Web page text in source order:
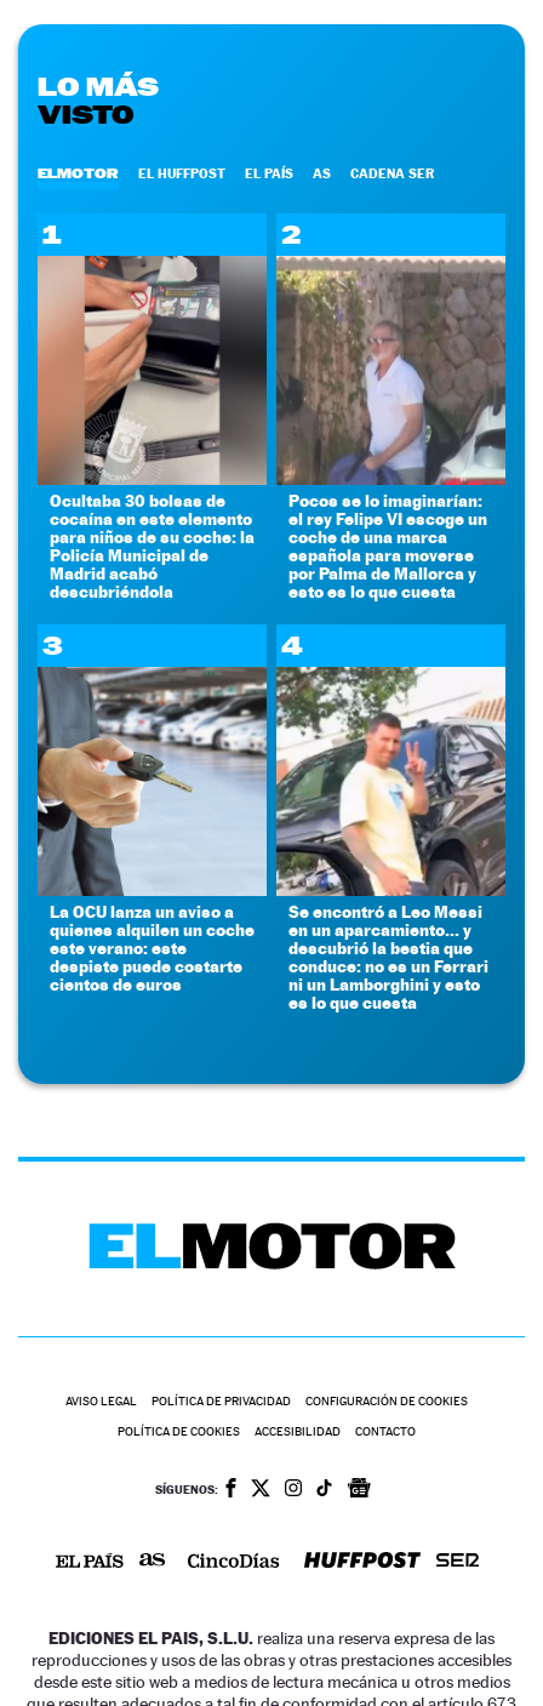
LO MÁS
VISTO
ELMOTOR EL HUFFPOST EL PAÍS AS CADENA SER
1
Ocultaba 30 bolsas de
cocaína en este elemento
para niños de su coche: la
Policía Municipal de
Madrid acabó
descubriéndola
2
Pocos se lo imaginarían:
el rey Felipe VI escoge un
coche de una marca
española para moverse
por Palma de Mallorca y
esto es lo que cuesta
3
La OCU lanza un aviso a
quienes alquilen un coche
este verano: este
despiste puede costarte
cientos de euros
4
Se encontró a Leo Messi
en un aparcamiento... y
descubrió la bestia que
conduce: no es un Ferrari
ni un Lamborghini y esto
es lo que cuesta
AVISO LEGAL POLÍTICA DE PRIVACIDAD CONFIGURACIÓN DE COOKIES
POLÍTICA DE COOKIES ACCESIBILIDAD CONTACTO
SÍGUENOS:
EDICIONES EL PAIS, S.L.U. realiza una reserva expresa de las
reproducciones y usos de las obras y otras prestaciones accesibles
desde este sitio web a medios de lectura mecánica u otros medios